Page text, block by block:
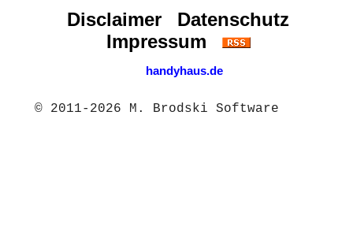
Disclaimer
Datenschutz
Impressum
handyhaus.de
© 2011-2026 M. Brodski Software